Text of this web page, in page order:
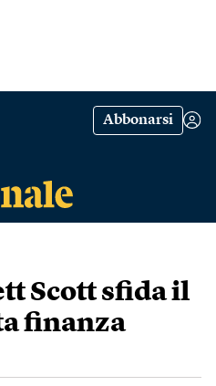
Abbonarsi
Scott sfida il
finanza